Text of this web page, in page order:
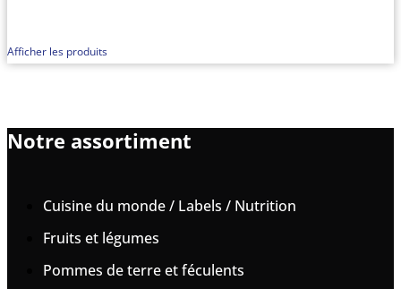
Afficher les produits
Notre assortiment
Cuisine du monde / Labels / Nutrition
Fruits et légumes
Pommes de terre et féculents